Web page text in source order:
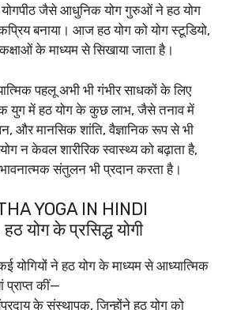
जैसे आधुनिक योग गुरुओं ने हठ योग
बनाया। आज हठ योग को योग स्टूडियो,
के माध्यम से सिखाया जाता है।
पहलू अभी भी गंभीर साधकों के लिए
युग में हठ योग के कुछ लाभ, जैसे तनाव में
और मानसिक शांति, वैज्ञानिक रूप से भी
न केवल शारीरिक स्वास्थ्य को बढ़ाता है,
संतुलन भी प्रदान करता है।
YOGA IN HINDI
योग के प्रसिद्ध योगी
योगियों ने हठ योग के माध्यम से आध्यात्मिक
प्राप्त कीं—
के संस्थापक, जिन्होंने हठ योग को